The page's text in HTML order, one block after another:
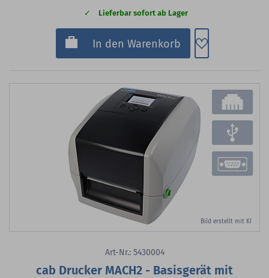
Lieferbar sofort ab Lager
In den Warenkorb Zum
Bild erstellt mit KI
Art-Nr.: 5430004
cab Drucker MACH2 - Basisgerät mit